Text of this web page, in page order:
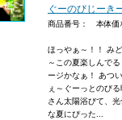
ぐーのびじーき
商品番号： 本体
ほっやぁ～！！ み
～この夏楽しんで
ージかなぁ！ あつ
ぇ～ぐーっとのび
さん太陽浴びて、
な夏にぴった...